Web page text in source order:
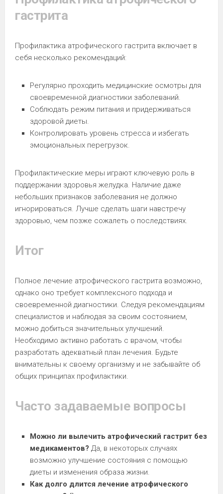
гастрита
Профилактика атрофического гастрита включает в
себя несколько рекомендаций:
Регулярно проходить медицинские осмотры для
своевременной диагностики заболеваний.
Соблюдать режим питания и придерживаться
здоровой диеты.
Контролировать уровень стресса и избегать
эмоциональных перегрузок.
Профилактические меры играют ключевую роль в
поддержании здоровья желудка. Наличие даже
небольших признаков заболевания не должно
игнорироваться. Лучше сделать шаги навстречу
здоровью, чем позже сожалеть о последствиях.
Итог
Полное лечение атрофического гастрита возможно,
однако оно требует комплексного подхода и
своевременной диагностики. Следуя рекомендациям
специалистов и наблюдая за своим состоянием,
можно добиться значительных улучшений.
Необходимо активно работать с врачом, чтобы
разработать адекватный план лечения. Будьте
внимательны к своему организму и не забывайте об
общих принципах профилактики.
Часто задаваемые вопросы
Можно ли вылечить атрофический гастрит без
медикаментов? Да, в некоторых случаях
возможно улучшение состояния с помощью
диеты и изменения образа жизни.
Как долго длится лечение атрофического